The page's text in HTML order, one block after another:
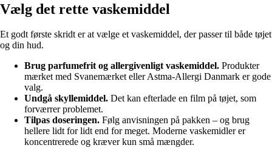
Vælg det rette vaskemiddel
Et godt første skridt er at vælge et vaskemiddel, der passer til både tøjet
og din hud.
Brug parfumefrit og allergivenligt vaskemiddel. Produkter
mærket med Svanemærket eller Astma-Allergi Danmark er gode
valg.
Undgå skyllemiddel. Det kan efterlade en film på tøjet, som
forværrer problemet.
Tilpas doseringen. Følg anvisningen på pakken – og brug
hellere lidt for lidt end for meget. Moderne vaskemidler er
koncentrerede og kræver kun små mængder.